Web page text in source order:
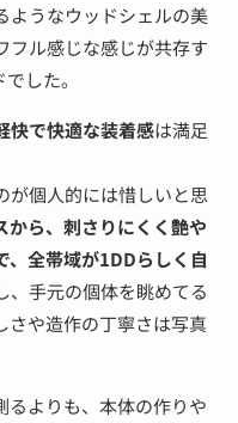
ようなウッドシェルの美
フル感じな感じが共存す
した。
快で快適な装着感は満足
が個人的には惜しいと思
から、刺さりにくく艶や
、全帯域が1DDらしく自
、手元の個体を眺めてる
さや造作の丁寧さは写真
るよりも、本体の作りや